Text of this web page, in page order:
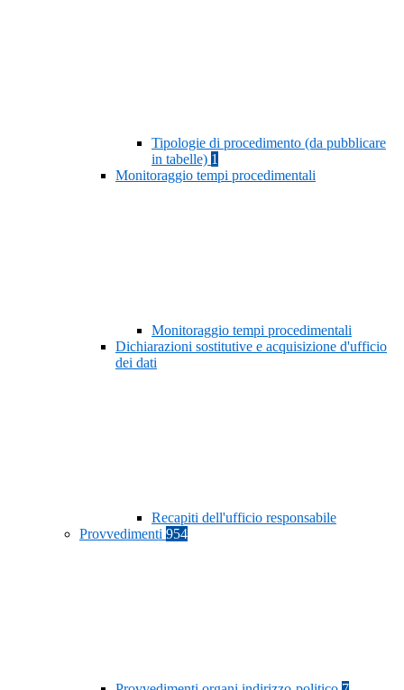
Tipologie di procedimento (da pubblicare
in tabelle) 1
Monitoraggio tempi procedimentali
Monitoraggio tempi procedimentali
Dichiarazioni sostitutive e acquisizione d'ufficio
dei dati
Recapiti dell'ufficio responsabile
Provvedimenti 954